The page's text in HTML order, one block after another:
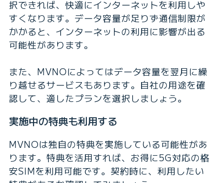
択できれば、快適にインターネットを利用しや
すくなります。データ容量が足りず通信制限が
かかると、インターネットの利用に影響が出る
可能性があります。
また、MVNOによってはデータ容量を翌月に繰
り越せるサービスもあります。自社の用途を確
認して、適したプランを選択しましょう。
実施中の特典も利用する
MVNOは独自の特典を実施している可能性があ
ります。特典を活用すれば、お得に5G対応の格
安SIMを利用可能です。契約時に、利用したい